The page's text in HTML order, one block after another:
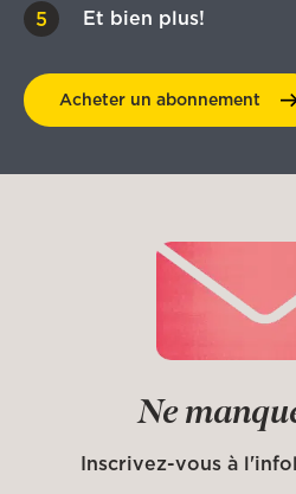
Et bien plus!
Acheter un abonnement
Ne
Inscrivez-vous à